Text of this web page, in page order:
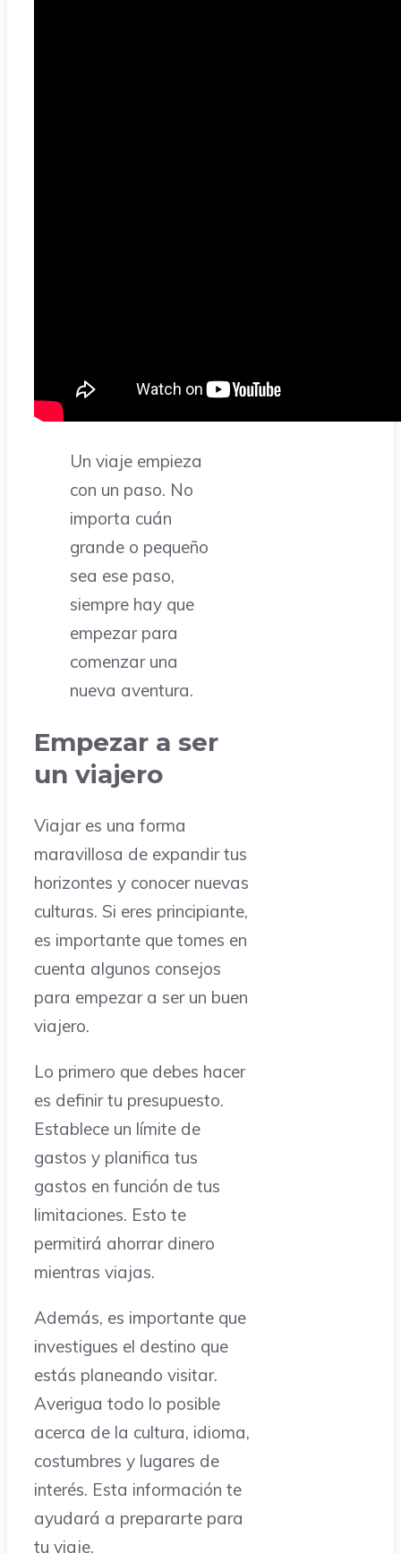
Un viaje empieza
con un paso. No
importa cuán
grande o pequeño
sea ese paso,
siempre hay que
empezar para
comenzar una
nueva aventura.
Empezar a ser
un viajero
Viajar es una forma
maravillosa de expandir tus
horizontes y conocer nuevas
culturas. Si eres principiante,
es importante que tomes en
cuenta algunos consejos
para empezar a ser un buen
viajero.
Lo primero que debes hacer
es definir tu presupuesto.
Establece un límite de
gastos y planifica tus
gastos en función de tus
limitaciones. Esto te
permitirá ahorrar dinero
mientras viajas.
Además, es importante que
investigues el destino que
estás planeando visitar.
Averigua todo lo posible
acerca de la cultura, idioma,
costumbres y lugares de
interés. Esta información te
ayudará a prepararte para
tu viaje.